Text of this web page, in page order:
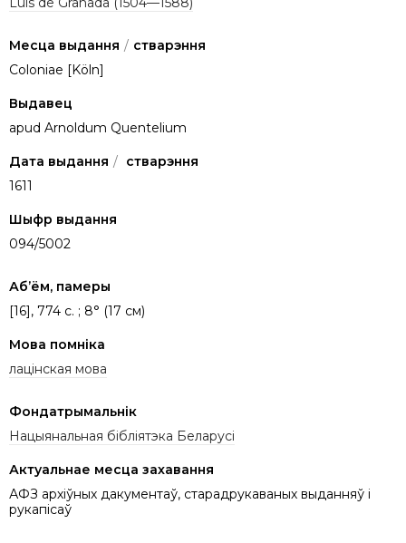
Месца выдання / стварэння
Coloniae [Köln]
Выдавец
apud Arnoldum Quentelium
Дата выдання / стварэння
1611
Шыфр выдання
094/5002
Аб’ём, памеры
[16], 774 c. ; 8° (17 см)
Мова помніка
лацінская мова
Фондатрымальнік
Нацыянальная бібліятэка Беларусі
Актуальнае месца захавання
АФЗ архіўных дакументаў, старадрукаваных выданняў і
рукапісаў